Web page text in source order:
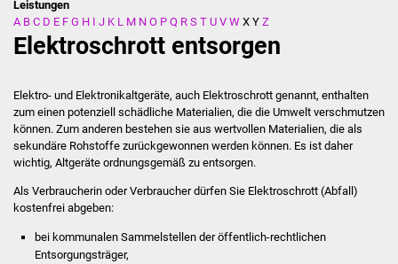
Stadtverwaltung
Behördenwegweiser
Stellenangebote
Kontakt
Veröffentlichungen
Leistungen
A B C D E F G H I J K L M N O P Q R S T U V W X Y Z
Elektroschrott entsorgen
Elektro- und Elektronikaltgeräte, auch Elektroschrott genannt, enthalten
zum einen potenziell schädliche Materialien, die die Umwelt verschmutzen
können. Zum anderen bestehen sie aus wertvollen Materialien, die als
sekundäre Rohstoffe zurückgewonnen werden können. Es ist daher
wichtig, Altgeräte ordnungsgemäß zu entsorgen.
Als Verbraucherin oder Verbraucher dürfen Sie Elektroschrott (Abfall)
kostenfrei abgeben:
bei kommunalen Sammelstellen der öffentlich-rechtlichen
Entsorgungsträger,